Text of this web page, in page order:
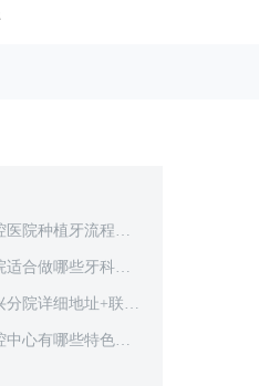
医院种植牙流程公
适合做哪些牙科项
分院详细地址+联系
心
中心有哪些特色项